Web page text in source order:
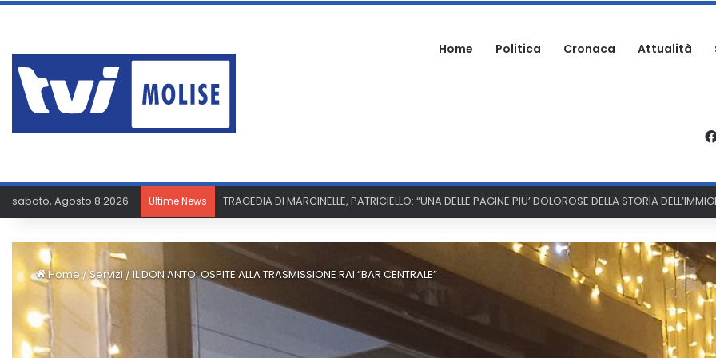
Home Politica Cronaca Attualità
sabato, Agosto 8 2026 Ultime News TRAGEDIA DI MARCINELLE, PATRICIELLO: “UNA DELLE PAGINE PIU’ DOLOROSE DELLA STORIA
Home /Servizi/IL DON ANTO’ OSPITE ALLA TRASMISSIONE RAI “BAR CENTRALE”